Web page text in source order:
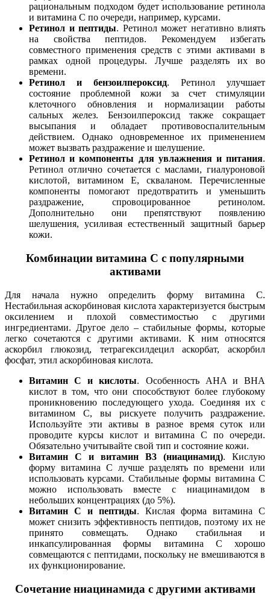
рациональным подходом будет использование ретинола
и витамина С по очереди, например, курсами.
Ретинол и пептиды. Ретинол может негативно влиять
на свойства пептидов. Рекомендуем избегать
совместного применения средств с этими активами в
рамках одной процедуры. Лучше разделять их во
времени.
Ретинол и бензоилпероксид. Ретинол улучшает
состояние проблемной кожи за счет стимуляции
клеточного обновления и нормализации работы
сальных желез. Бензоилпероксид также сокращает
высыпания и обладает противовоспалительным
действием. Однако одновременное их применением
может вызвать раздражение и шелушение.
Ретинол и компоненты для увлажнения и питания.
Ретинол отлично сочетается с маслами, гиалуроновой
кислотой, витамином E, скваланом. Перечисленные
компоненты помогают предотвратить и уменьшить
раздражение, спровоцированное ретинолом.
Дополнительно они препятствуют появлению
шелушения, усиливая естественный защитный барьер
кожи.
Комбинации витамина C с популярными
активами
Для начала нужно определить форму витамина C.
Нестабильная аскорбиновая кислота характеризуется быстрым
оксилением и плохой совместимостью с другими
ингредиентами. Другое дело – стабильные формы, которые
легко сочетаются с другими активами. К ним относятся
аскорбил глюкозид, тетрагексилдецил аскорбат, аскорбил
фосфат, этил аскорбиновая кислота.
Витамин C и кислоты. Особенность AHA и BHA
кислот в том, что они способствуют более глубокому
проникновению последующего ухода. Соединяя их с
витамином С, вы рискуете получить раздражение.
Используйте эти активы в разное время суток или
проводите курсы кислот и витамина C по очереди.
Обязательно учитывайте свой тип и состояние кожи.
Витамин C и витамин B3 (ниацинамид). Кислую
форму витамина C лучше разделять по времени или
использовать курсами. Стабильные формы витамина C
можно использовать вместе с ниацинамидом в
небольших концентрациях (до 5%).
Витамин C и пептиды. Кислая форма витамина C
может снизить эффективность пептидов, поэтому их не
принято совмещать. Однако стабильная и
инкапсулированная формы витамина C хорошо
совмещаются с пептидами, поскольку не вмешиваются в
их функционирование.
Сочетание ниацинамида с другими активами